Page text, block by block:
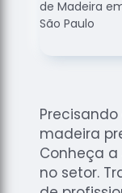
Raspagem
de
Raspagem
de Tacos
de
Madeiras
madeira
Conheça a
no setor.